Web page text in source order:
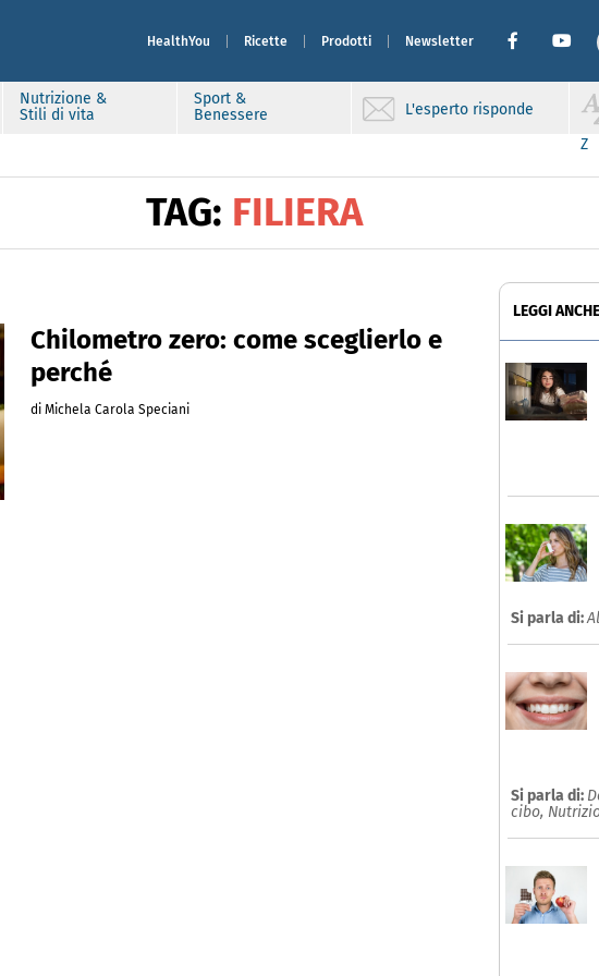
HealthYou Ricette Prodotti Newsletter
Nutrizione &
Stili di vita
Sport &
Benessere
L'esperto risponde
Z
TAG: FILIERA
Chilometro zero: come sceglierlo e
perché
di Michela Carola Speciani
LEGGI ANCHE
Si parla di:
Si parla di:
cibo,